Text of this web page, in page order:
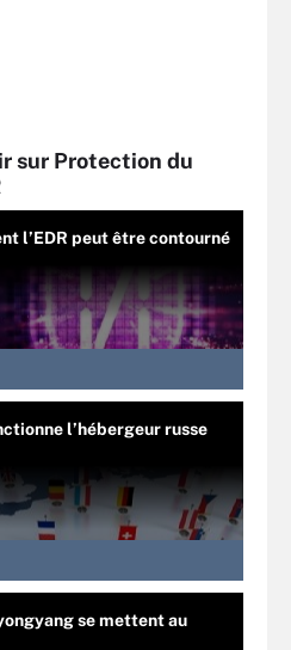
sur Protection du
l’EDR peut être contourné
l’hébergeur russe
se mettent au